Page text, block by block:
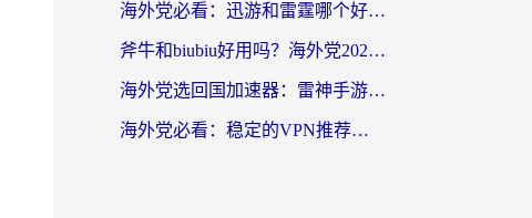
海外党必看：迅游和雷霆哪个好？3分钟教你选对回国加速器，无缝刷国内剧玩手游
斧牛和biubiu好用吗？海外党2026亲测回国加速器指南，附番茄加速器深度体验
海外党选回国加速器：雷神手游和洞见哪个好？附iPhone免费VPN推荐及ChickCNUfunR实测
海外党必看：稳定的VPN推荐及回国加速器选择全攻略——告别地域限制，轻松刷国内资源